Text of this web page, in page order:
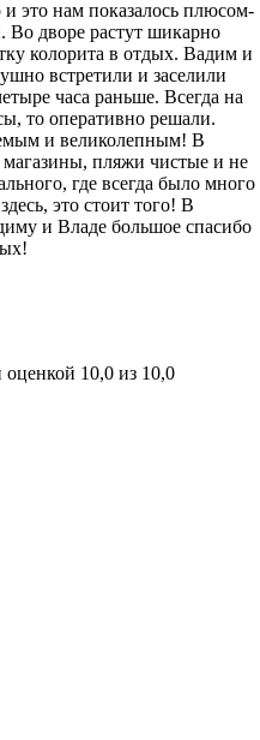
это нам показалось плюсом-
Во дворе растут шикарно
колорита в отдых. Вадим и
встретили и заселили
часа раньше. Всегда на
то оперативно решали.
и великолепным! В
пляжи чистые и не
где всегда было много
это стоит того! В
и Владе большое спасибо
оценкой 10,0 из 10,0